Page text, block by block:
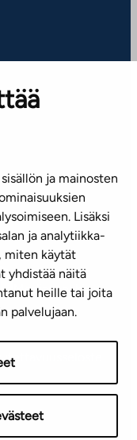
ja mainosten
Lisäksi
ja analytiikka-
miten käytät
yhdistää näitä
heille tai joita
palvelujaan.
Mediapankki